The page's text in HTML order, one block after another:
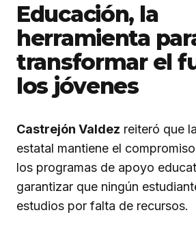
Educación, la
herramienta
transformar el
los jóvenes
Castrejón Valdez reiteró que
estatal mantiene el
los programas de apoyo
garantizar que ningún
estudios por falta de recursos.